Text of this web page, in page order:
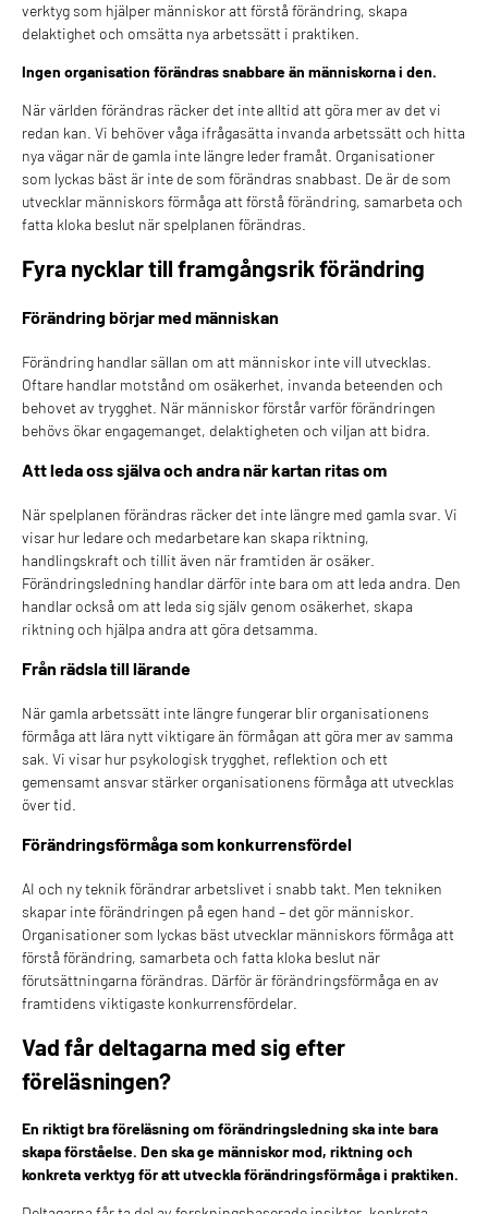
verktyg som hjälper människor att förstå förändring, skapa
delaktighet och omsätta nya arbetssätt i praktiken.
Ingen organisation förändras snabbare än människorna i den.
När världen förändras räcker det inte alltid att göra mer av det vi
redan kan. Vi behöver våga ifrågasätta invanda arbetssätt och hitta
nya vägar när de gamla inte längre leder framåt. Organisationer
som lyckas bäst är inte de som förändras snabbast. De är de som
utvecklar människors förmåga att förstå förändring, samarbeta och
fatta kloka beslut när spelplanen förändras.
Fyra nycklar till framgångsrik förändring
Förändring börjar med människan
Förändring handlar sällan om att människor inte vill utvecklas.
Oftare handlar motstånd om osäkerhet, invanda beteenden och
behovet av trygghet. När människor förstår varför förändringen
behövs ökar engagemanget, delaktigheten och viljan att bidra.
Att leda oss själva och andra när kartan ritas om
När spelplanen förändras räcker det inte längre med gamla svar. Vi
visar hur ledare och medarbetare kan skapa riktning,
handlingskraft och tillit även när framtiden är osäker.
Förändringsledning handlar därför inte bara om att leda andra. Den
handlar också om att leda sig själv genom osäkerhet, skapa
riktning och hjälpa andra att göra detsamma.
Från rädsla till lärande
När gamla arbetssätt inte längre fungerar blir organisationens
förmåga att lära nytt viktigare än förmågan att göra mer av samma
sak. Vi visar hur psykologisk trygghet, reflektion och ett
gemensamt ansvar stärker organisationens förmåga att utvecklas
över tid.
Förändringsförmåga som konkurrensfördel
AI och ny teknik förändrar arbetslivet i snabb takt. Men tekniken
skapar inte förändringen på egen hand – det gör människor.
Organisationer som lyckas bäst utvecklar människors förmåga att
förstå förändring, samarbeta och fatta kloka beslut när
förutsättningarna förändras. Därför är förändringsförmåga en av
framtidens viktigaste konkurrensfördelar.
Vad får deltagarna med sig efter
föreläsningen?
En riktigt bra föreläsning om förändringsledning ska inte bara
skapa förståelse. Den ska ge människor mod, riktning och
konkreta verktyg för att utveckla förändringsförmåga i praktiken.